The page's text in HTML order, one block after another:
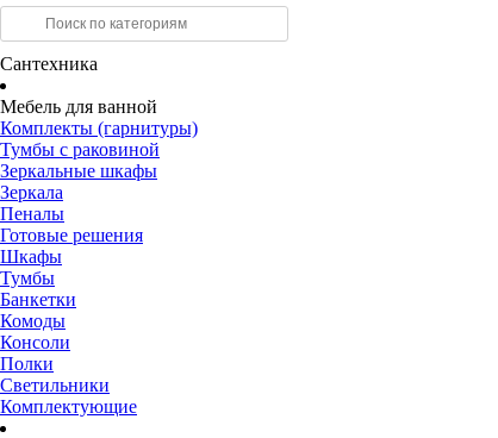
Сантехника
Мебель для ванной
Комплекты (гарнитуры)
Тумбы с раковиной
Зеркальные шкафы
Зеркала
Пеналы
Готовые решения
Шкафы
Тумбы
Банкетки
Комоды
Консоли
Полки
Светильники
Комплектующие